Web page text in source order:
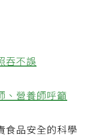
吞不誤
、營養師呼籲
食品安全的科學